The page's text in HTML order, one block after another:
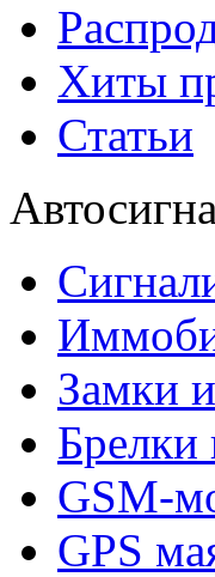
Хиты
Статьи
Замки
Брелки
GSM-
GPS